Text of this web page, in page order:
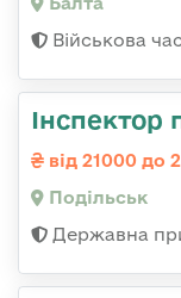
Військова
Інспектор
від 21000 до
Подільськ
Державна